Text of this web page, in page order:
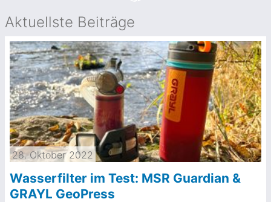
Aktuellste Beiträge
Wasserfilter im Test: MSR Guardian &
GRAYL GeoPress
28. Oktober 2022